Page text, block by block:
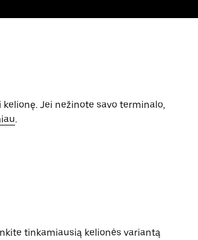
Jei nežinote savo terminalo,
.
tinkamiausią kelionės variantą